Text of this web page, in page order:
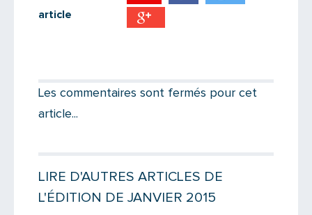
article
Les commentaires sont fermés pour cet
article...
LIRE D'AUTRES ARTICLES DE
L'ÉDITION DE JANVIER 2015